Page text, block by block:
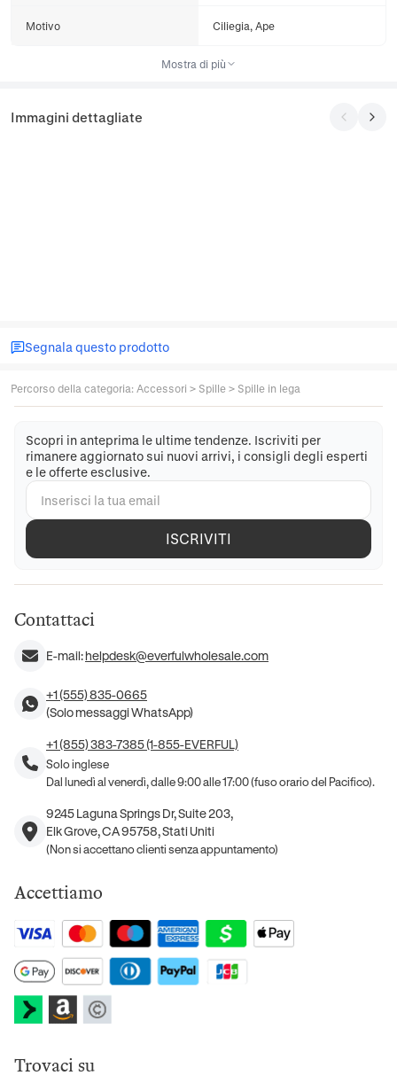
Motivo Ciliegia, Ape
Mostra di più
Immagini dettagliate
Segnala questo prodotto
Percorso della categoria: Accessori > Spille > Spille in lega
Scopri in anteprima le ultime tendenze. Iscriviti per
rimanere aggiornato sui nuovi arrivi, i consigli degli esperti
e le offerte esclusive.
ISCRIVITI
Contattaci
E-mail:helpdesk@everfulwholesale.com
+1 (555) 835-0665
(Solo messaggi WhatsApp)
+1 (855) 383-7385 (1-855-EVERFUL)
Solo inglese
Dal lunedì al venerdì, dalle 9:00 alle 17:00 (fuso orario del Pacifico).
9245 Laguna Springs Dr, Suite 203,
Elk Grove, CA 95758, Stati Uniti
(Non si accettano clienti senza appuntamento)
Accettiamo
Trovaci su